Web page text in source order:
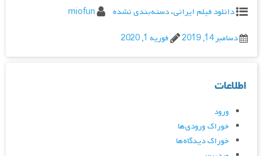
دانلود فیلم ایرانی،دسته‌بندی نشده
miofun
دسامبر 14, 2019
فوریه 1, 2020
اطلاعات
ورود
خوراک ورودی‌ها
خوراک دیدگاه‌ها